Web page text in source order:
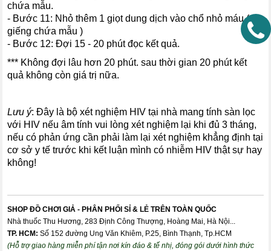
chứa mẫu.
- Bước 11: Nhỏ thêm 1 giọt dung dịch vào chổ nhỏ máu (
giếng chứa mẫu )
- Bước 12: Đợi 15 - 20 phút đọc kết quả.
*** Không đợi lâu hơn 20 phút. sau thời gian 20 phút kết
quả không còn giá trị nữa.
Lưu ý: Đây là bộ xét nghiệm HIV tại nhà mang tính sàn lọc
với HIV nếu âm tính vui lòng xét nghiệm lại khi đủ 3 tháng,
nếu có phản ứng cần phải làm lại xét nghiệm khẳng định tại
cơ sở y tế trước khi kết luận mình có nhiễm HIV thật sự hay
không!
SHOP ĐỒ CHƠI GIẢ - PHÂN PHỐI SỈ & LẺ TRÊN TOÀN QUỐC
Nhà thuốc Thu Hương, 283 Định Công Thượng, Hoàng Mai, Hà Nội...
TP. HCM: Số 152 đường Ung Văn Khiêm, P.25, Bình Thạnh, Tp.HCM
(Hỗ trợ giao hàng miễn phí tận nơi kín đáo & tế nhị, đóng gói dưới hình thức